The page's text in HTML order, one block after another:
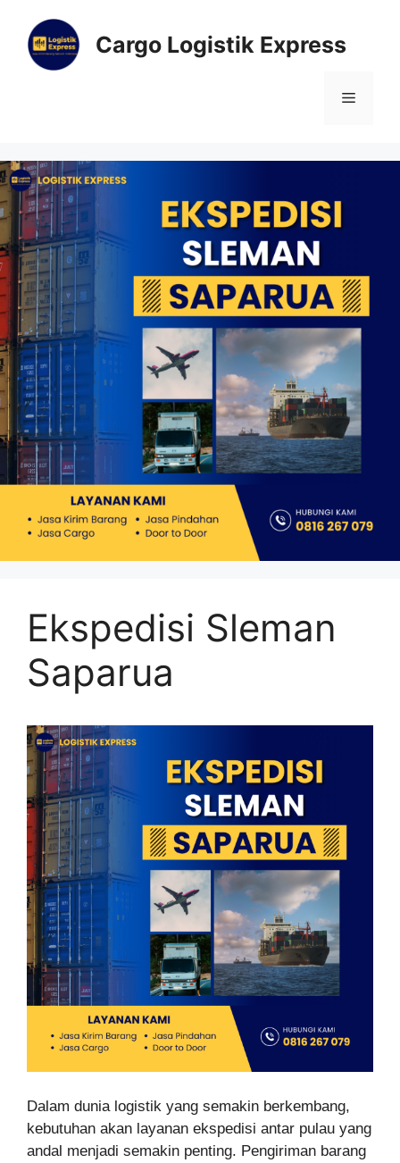
Cargo Logistik Express
Ekspedisi Sleman
Saparua
Dalam dunia logistik yang semakin berkembang,
kebutuhan akan layanan ekspedisi antar pulau yang
andal menjadi semakin penting. Pengiriman barang